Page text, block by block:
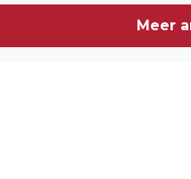
Meer